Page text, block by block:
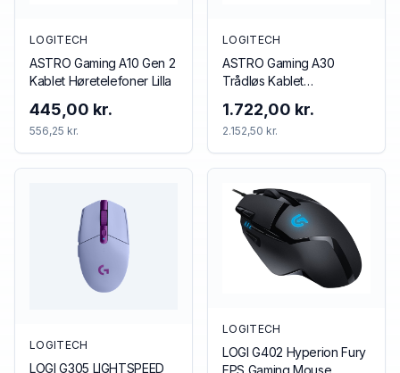
LOGITECH
ASTRO Gaming A10 Gen 2
Kablet Høretelefoner Lilla
445,00 kr.
556,25 kr.
LOGITECH
ASTRO Gaming A30
Trådløs Kablet
1.722,00 kr.
2.152,50 kr.
LOGITECH
LOGI G305 LIGHTSPEED
LOGITECH
LOGI G402 Hyperion Fury
FPS Gaming Mouse